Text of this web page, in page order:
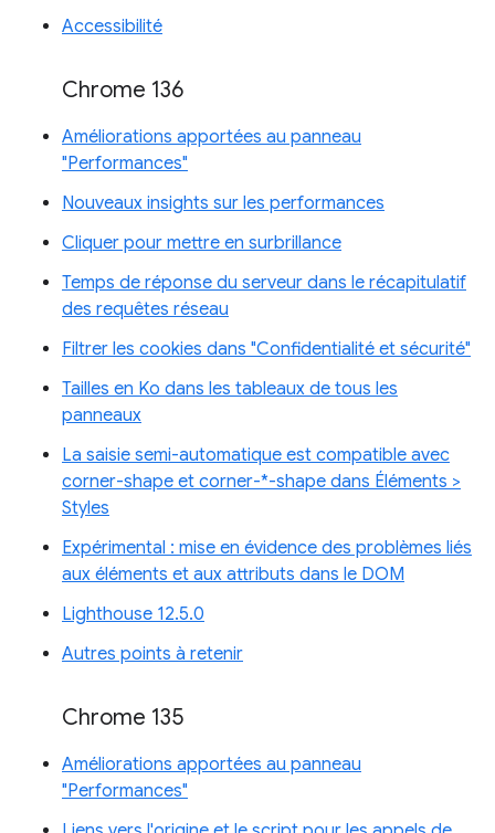
Accessibilité
Chrome 136
Améliorations apportées au panneau
"Performances"
Nouveaux insights sur les performances
Cliquer pour mettre en surbrillance
Temps de réponse du serveur dans le récapitulatif
des requêtes réseau
Filtrer les cookies dans "Confidentialité et sécurité"
Tailles en Ko dans les tableaux de tous les
panneaux
La saisie semi-automatique est compatible avec
corner-shape et corner-*-shape dans Éléments >
Styles
Expérimental : mise en évidence des problèmes liés
aux éléments et aux attributs dans le DOM
Lighthouse 12.5.0
Autres points à retenir
Chrome 135
Améliorations apportées au panneau
"Performances"